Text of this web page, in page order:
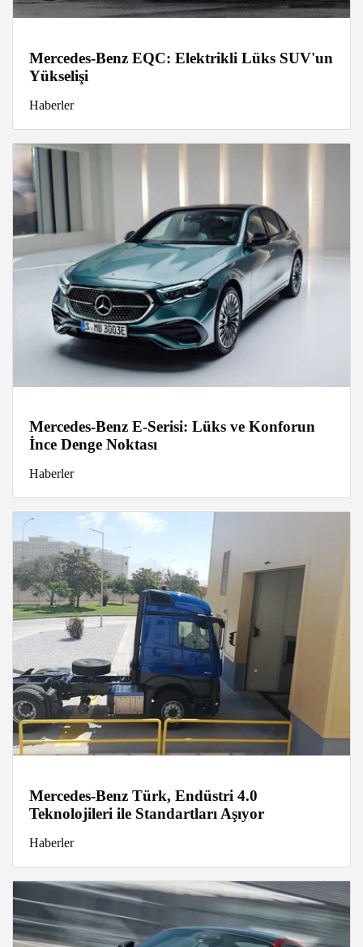
Mercedes-Benz EQC: Elektrikli Lüks SUV'un
Yükselişi
Haberler
Mercedes-Benz E-Serisi: Lüks ve Konforun
İnce Denge Noktası
Haberler
Mercedes-Benz Türk, Endüstri 4.0
Teknolojileri ile Standartları Aşıyor
Haberler